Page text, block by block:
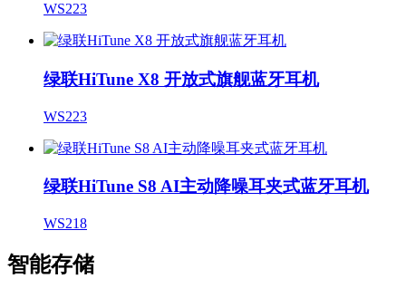
WS223
绿联HiTune X8 开放式旗舰蓝牙耳机
WS223
绿联HiTune S8 AI主动降噪耳夹式蓝牙耳机
WS218
智能存储